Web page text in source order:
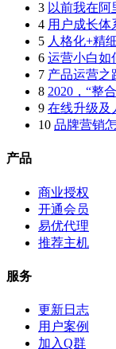
3 以前我在
4 用户成长体
5 人格化+精
6 运营小白如
7 产品运营之
8 2020，“整
9 在线升级及
10 品牌营销
产品
商业授权
开通会员
易优代理
推荐主机
服务
更新日志
用户案例
加入Q群